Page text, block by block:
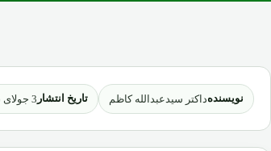
نویسنده داکتر سیدعبدالله کاظم تاریخ انتشار 3 جولای 2015